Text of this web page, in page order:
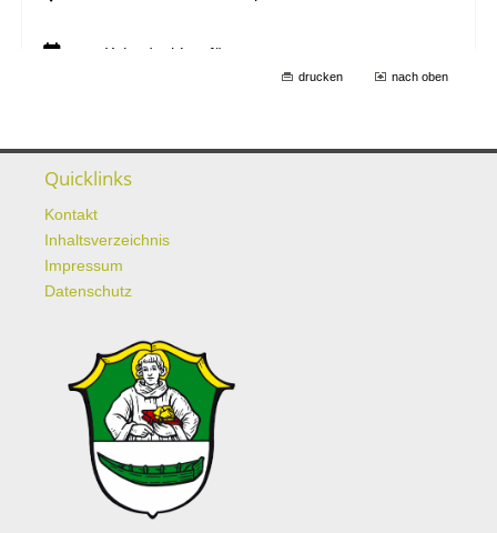
drucken nach oben
Quicklinks
Kontakt
Inhaltsverzeichnis
Impressum
Datenschutz